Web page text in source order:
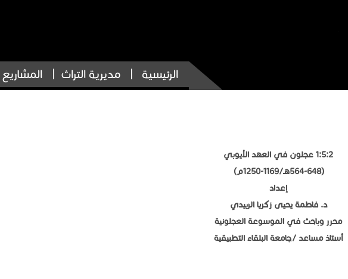
الرئيسية مديرية التراث المشاريع
1:5:2 عجلون في العهد الأيوبي
(564-648هـ/1169-1250م)
إعداد
د. فاطمة يحيى زكريا الربيدي
محرر وباحث في الموسوعة العجلونية
أستاذ مساعد /جامعة البلقاء التطبيقية